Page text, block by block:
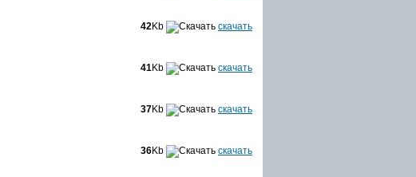
42Kb скачать
41Kb скачать
37Kb скачать
36Kb скачать